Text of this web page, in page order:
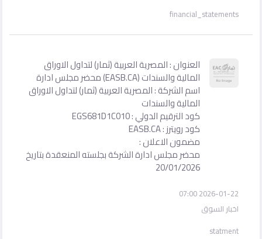
financial_statements
العنوان : المصرية العربية (ثمار) لتداول الاوراق
المالية والسندات (EASB.CA) محضر مجلس ادارة
اسم الشركة : المصرية العربية (ثمار) لتداول الاوراق
المالية والسندات
كود الترقيم الدولي : EGS681D1C010
كود رويترز : EASB.CA
مضمون الاعلان :
محضر مجلس ادارة الشركة بجلسته المنعقدة بتاريخ
20/01/2026
2026-01-22 07:00
اخبار السوق
statment